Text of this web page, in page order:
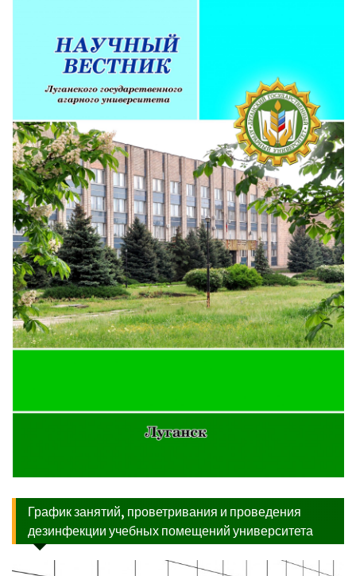
График занятий, проветривания и проведения
дезинфекции учебных помещений университета